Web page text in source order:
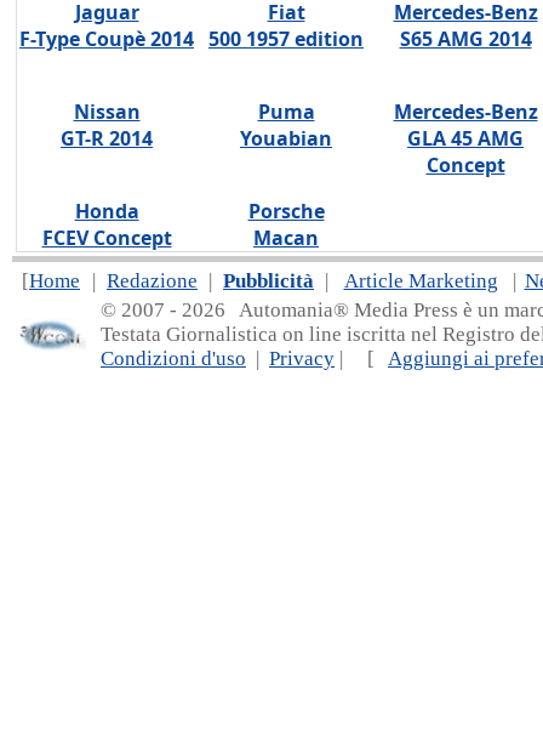
Jaguar
F-Type Coupè 2014
Fiat
500 1957 edition
Mercedes-Benz
S65 AMG 2014
Nissan
GT-R 2014
Puma
Youabian
Mercedes-Benz
GLA 45 AMG
Concept
Honda
FCEV Concept
Porsche
Macan
[Home | Redazione | Pubblicità | Article Marketing |
© 2007 - 2026 Automania® Media Press è un
Testata Giornalistica on line iscritta nel Registro
Condizioni d'uso | Privacy | [ Aggiungi ai